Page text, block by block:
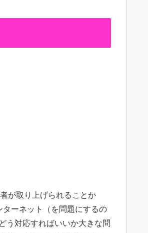
が取り上げられることか
ーネット（を問題にするの
う対応すればいいか大きな問